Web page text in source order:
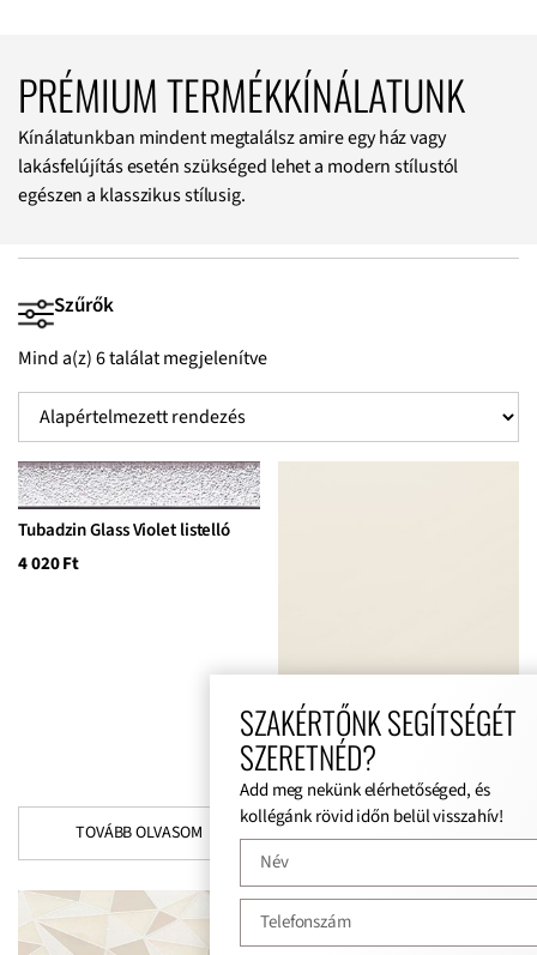
PRÉMIUM TERMÉKKÍNÁLATUNK
Kínálatunkban mindent megtalálsz amire egy ház vagy
lakásfelújítás esetén szükséged lehet a modern stílustól
egészen a klasszikus stílusig.
Szűrők
Mind a(z) 6 találat megjelenítve
Tubadzin Glass Violet listelló
4 020Ft
TOVÁBB OLVASOM
Tubadzin Modern Pearl beige
csempe
13 640Ft
TOVÁBB OLVASOM
SZAKÉRTŐNK SEGÍTSÉGÉT
SZERETNÉD?
Add meg nekünk elérhetőséged, és
kollégánk rövid időn belül visszahív!